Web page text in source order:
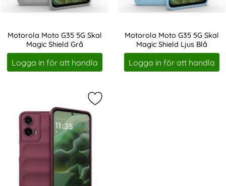
Motorola Moto G35 5G Skal
Magic Shield Grå
Art. nr 237276
Logga in för att handla
Motorola Moto G35 5G Skal
Magic Shield Ljus Blå
Art. nr 237277
Logga in för att handla
Markera motorola Moto G35 5G